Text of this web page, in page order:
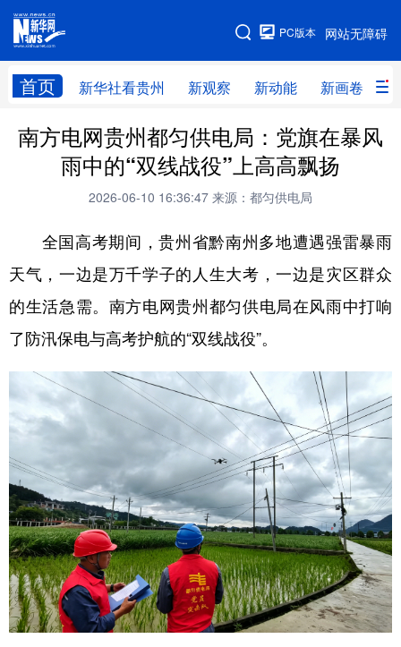
网站无障碍
PC版本
首页 新华社看贵州 新观察 新动能 新画卷
网站地图
新华社看贵州 新观察 新动能 新画卷
贵州要闻 贵州领导 人事 廉政
直播
畅游贵州 数字贵州 律动贵州 健康贵州
光影贵州 部门之窗 县区直达 企业速递
黔南 黔西南
地方频道
北京 天津 河北 山西
辽宁 吉林 上海 江苏
浙江 安徽 福建 江西
山东 河南 湖北 湖南
南方电网贵州都匀供电局：党旗在暴风
雨中的“双线战役”上高高飘扬
2026-06-10 16:36:47 来源：都匀供电局
全国高考期间，贵州省黔南州多地遭遇强雷暴雨
天气，一边是万千学子的人生大考，一边是灾区群众
的生活急需。南方电网贵州都匀供电局在风雨中打响
了防汛保电与高考护航的“双线战役”。